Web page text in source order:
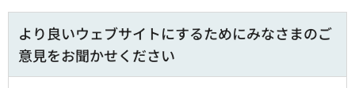
より良いウェブサイトにするためにみなさまのご
意見をお聞かせください